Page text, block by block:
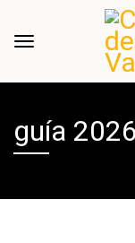
guía 2026